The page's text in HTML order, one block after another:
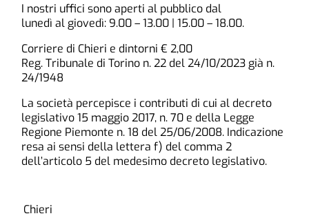
I nostri uffici sono aperti al pubblico dal
lunedì al giovedì: 9.00 – 13.00 | 15.00 – 18.00.
Corriere di Chieri e dintorni € 2,00
Reg. Tribunale di Torino n. 22 del 24/10/2023 già n.
24/1948
La società percepisce i contributi di cui al decreto
legislativo 15 maggio 2017, n. 70 e della Legge
Regione Piemonte n. 18 del 25/06/2008. Indicazione
resa ai sensi della lettera f) del comma 2
dell’articolo 5 del medesimo decreto legislativo.
Chieri